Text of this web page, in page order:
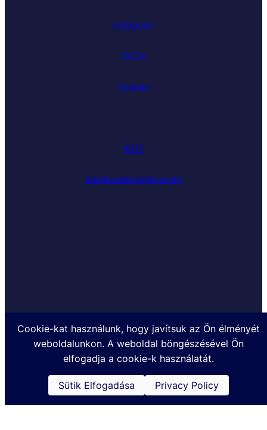
Instagram
TikTok
Youtube
ÁSZF
Adatkezelési tájékoztató
Készült a TOHATSUMARINE.HU Kft. megbízásából @2024
Cookie-kat használunk, hogy javítsuk az Ön élményét
weboldalunkon. A weboldal böngészésével Ön
elfogadja a cookie-k használatát.
Sütik Elfogadása Privacy Policy